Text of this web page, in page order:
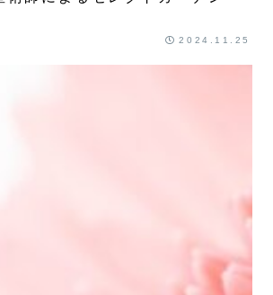
2024.11.25